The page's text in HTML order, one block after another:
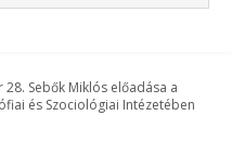
28. Sebők Miklós előadása a
és Szociológiai Intézetében